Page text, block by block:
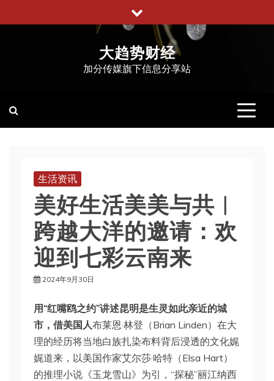
至
大趋势财经
加分传媒旗下信息分享站
生活资讯
美好生活美美与共︱
跨越大洋的邀请：欢
迎到七彩云南来
2024年9月30日
用“红嘴鸥之约”讲述昆明是生灵如此亲近的城
市，借美国人布莱恩·林登（Brian Linden）在大
理的经历将当地白族扎染布料背后浸透的文化娓
娓道来，以美国作家艾尔莎·哈特（Elsa Hart）
的推理小说《玉龙雪山》为引，“探秘”丽江纳西